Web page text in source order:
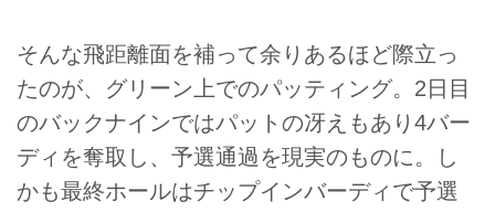
そんな飛距離面を補って余りあるほど際立っ
たのが、グリーン上でのパッティング。2日目
のバックナインではパットの冴えもあり4バー
ディを奪取し、予選通過を現実のものに。し
かも最終ホールはチップインバーディで予選